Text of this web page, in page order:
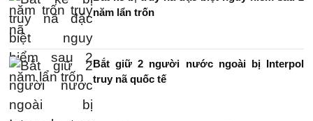
năm lẩn trốn
Bắt giữ 2 người nước ngoài bị Interpol
truy nã quốc tế